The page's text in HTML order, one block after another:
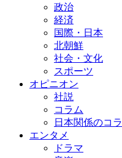
政治
経済
国際・日本
北朝鮮
社会・文化
スポーツ
オピニオン
社説
コラム
日本関係のコ
エンタメ
ドラマ